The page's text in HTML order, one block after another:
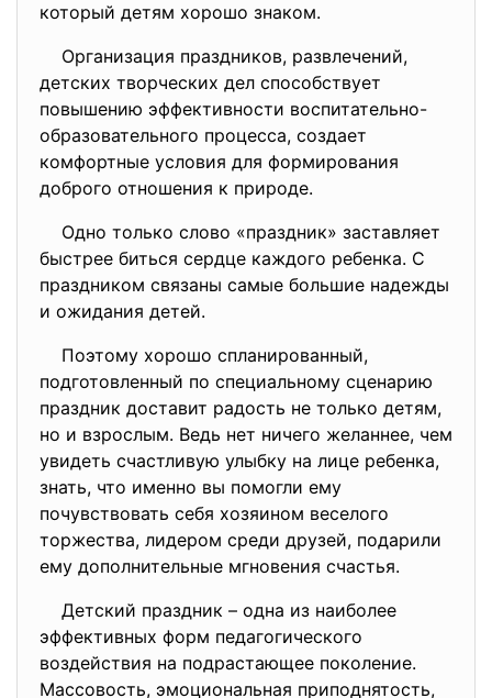
который детям хорошо знаком.
Организация праздников, развлечений,
детских творческих дел способствует
повышению эффективности воспитательно-
образовательного процесса, создает
комфортные условия для формирования
доброго отношения к природе.
Одно только слово «праздник» заставляет
быстрее биться сердце каждого ребенка. С
праздником связаны самые большие надежды
и ожидания детей.
Поэтому хорошо спланированный,
подготовленный по специальному сценарию
праздник доставит радость не только детям,
но и взрослым. Ведь нет ничего желаннее, чем
увидеть счастливую улыбку на лице ребенка,
знать, что именно вы помогли ему
почувствовать себя хозяином веселого
торжества, лидером среди друзей, подарили
ему дополнительные мгновения счастья.
Детский праздник – одна из наиболее
эффективных форм педагогического
воздействия на подрастающее поколение.
Массовость, эмоциональная приподнятость,